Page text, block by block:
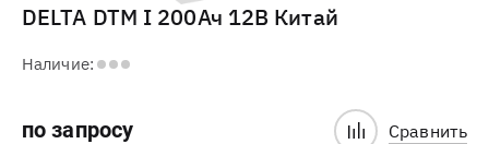
DELTA DTM I 200Ач 12В Китай
Наличие:
по запросу Сравнить